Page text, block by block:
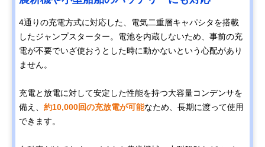
4通りの充電方式に対応した、電気二重層キャパシタを搭載
したジャンプスターター。電池を内蔵しないため、事前の充
電が不要でいざ使おうとした時に動かないという心配があり
ません。
充電と放電に対して安定した性能を持つ大容量コンデンサを
備え、 約10,000回の充放電が可能なため、長期に渡って使用
できます。